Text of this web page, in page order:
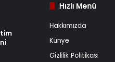
Hızlı Menü
Hakkımızda
Künye
Gizlilik Politikası